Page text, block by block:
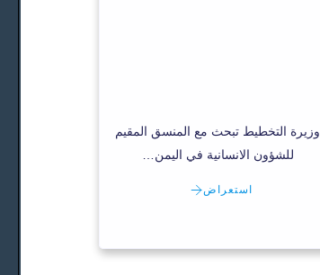
وزيرة التخطيط تبحث مع المنسق المقيم
للشؤون الانسانية في اليمن…
استعراض